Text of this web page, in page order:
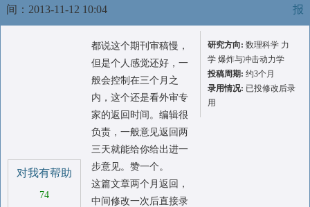
间：2013-11-12 10:04
报
对我有帮助
74
都说这个期刊审稿慢，
但是个人感觉还好，一
般会控制在三个月之
内，这个还是看外审专
家的返回时间。编辑很
负责，一般意见返回两
三天就能给你给出进一
步意见。赞一个。
这篇文章两个月返回，
中间修改一次后直接录
研究方向: 数理科学 力
学 爆炸与冲击动力学
投稿周期: 约3个月
录用情况: 已投修改后录
用